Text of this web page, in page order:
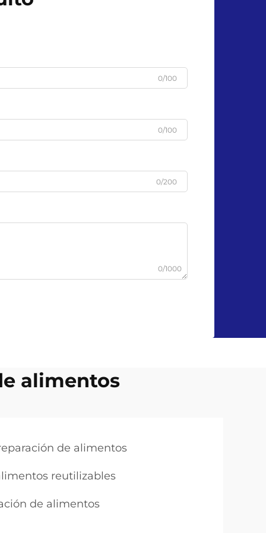
0/100
0/100
0/200
0/1000
alimentos
de alimentos
reutilizables
de alimentos